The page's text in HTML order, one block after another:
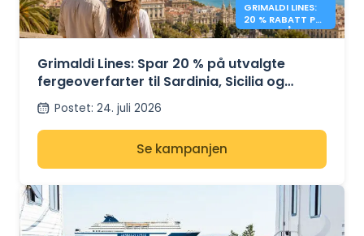
GRIMALDI LINES:
20 % RABATT PÅ
FERGER PÅ
Grimaldi Lines: Spar 20 % på utvalgte
fergeoverfarter til Sardinia, Sicilia og
Spania
Postet: 24. juli 2026
Se kampanjen